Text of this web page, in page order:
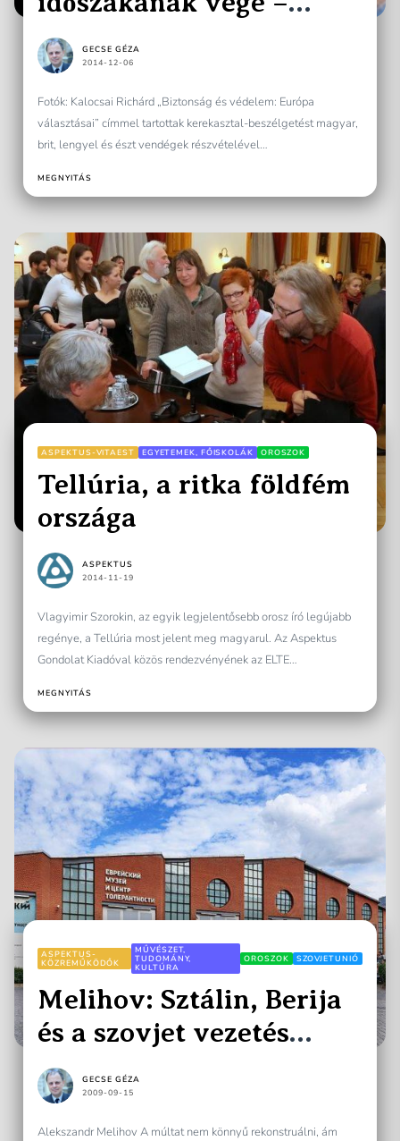
Schöpflin György 75
éves
GECSE GÉZA
2014-12-06
Fotók: Kalocsai Richárd „Biztonság és védelem: Európa
választásai” címmel tartottak kerekasztal-beszélgetést magyar,
brit, lengyel és észt vendégek részvételével
MEGNYITÁS
ASPEKTUS-VITAEST EGYETEMEK, FŐISKOLÁK OROSZOK
Tellúria, a ritka földfém
országa
ASPEKTUS
2014-11-19
Vlagyimir Szorokin, az egyik legjelentősebb orosz író legújabb
regénye, a Tellúria most jelent meg magyarul. Az Aspektus
Gondolat Kiadóval közös rendezvényének az ELTE
MEGNYITÁS
ASPEKTUS-
KÖZREMŰKÖDŐK
MŰVÉSZET,
TUDOMÁNY,
KULTÚRA
OROSZOK SZOVJETUNIÓ
Melihov: Sztálin, Berija
és a szovjet vezetés
zsidókhoz való
viszonyáról
GECSE GÉZA
2009-09-15
Alekszandr Melihov A múltat nem könnyű rekonstruálni, ám